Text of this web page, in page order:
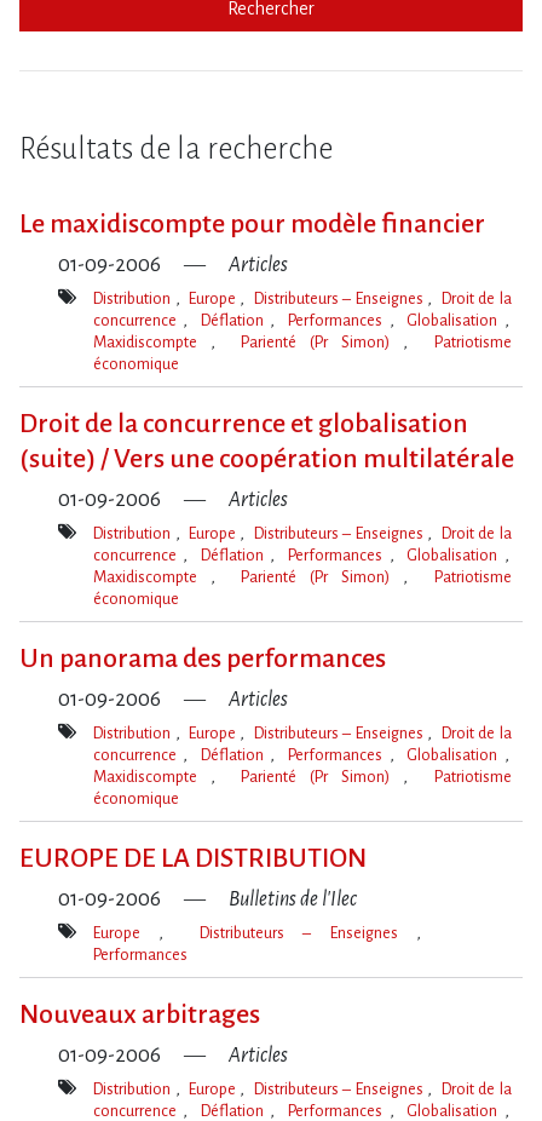
Rechercher
Résultats de la recherche
Le maxidiscompte pour modèle financier
01-09-2006 Articles
Mot(s)-
Distribution Europe Distributeurs – Enseignes
Droit de la
concurrence
Déflation Performances
Globalisation
Maxidiscompte
Parienté (Pr Simon)
Patriotisme
économique
Droit de la concurrence et globalisation
(suite) / Vers une coopération multilatérale
01-09-2006 Articles
Mot(s)-
Distribution Europe Distributeurs – Enseignes
Droit de la
concurrence
Déflation Performances
Globalisation
Maxidiscompte
Parienté (Pr Simon)
Patriotisme
économique
Un panorama des performances
01-09-2006 Articles
Mot(s)-
Distribution Europe Distributeurs – Enseignes
Droit de la
concurrence
Déflation Performances
Globalisation
Maxidiscompte
Parienté (Pr Simon)
Patriotisme
économique
EUROPE DE LA DISTRIBUTION
01-09-2006 Bulletins de l'Ilec
Mot(s)-
Europe
Distributeurs – Enseignes
Performances
Nouveaux arbitrages
01-09-2006 Articles
Distribution Europe Distributeurs – Enseignes
Droit de la
concurrence
Déflation Performances
Globalisation